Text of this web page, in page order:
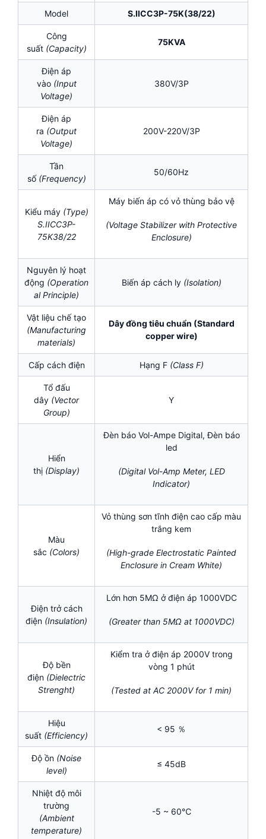
Model S.IICC3P-75K(38/22)
Công
suất (Capacity)
75KVA
Điện áp
vào (Input
Voltage)
380V/3P
Điện áp
ra (Output
Voltage)
200V-220V/3P
Tần
số (Frequency)
50/60Hz
Kiểu máy (Type)
S.IICC3P-
75K38/22
Máy biến áp có vỏ thùng bảo vệ
(Voltage Stabilizer with Protective
Enclosure)
Nguyên lý hoạt
động (Operation
al Principle)
Biến áp cách ly (Isolation)
Vật liệu chế tạo
(Manufacturing
materials)
Dây đồng tiêu chuẩn (Standard
copper wire)
Cấp cách điện Hạng F (Class F)
Tổ đấu
dây (Vector
Group)
Y
Hiển
thị (Display)
Đèn báo Vol-Ampe Digital, Đèn báo
led
(Digital Vol-Amp Meter, LED
Indicator)
Màu
sắc (Colors)
Vỏ thùng sơn tĩnh điện cao cấp màu
trắng kem
(High-grade Electrostatic Painted
Enclosure in Cream White)
Điện trở cách
điện (Insulation)
Lớn hơn 5MΩ ở điện áp 1000VDC
(Greater than 5MΩ at 1000VDC)
Độ bền
điện (Dielectric
Strenght)
Kiểm tra ở điện áp 2000V trong
vòng 1 phút
(Tested at AC 2000V for 1 min)
Hiệu
suất (Efficiency)
< 95 ％
Độ ồn (Noise
level)
≤ 45dB
Nhiệt độ môi
trường
(Ambient
temperature)
-5 ~ 60℃